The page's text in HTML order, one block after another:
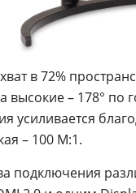
в 72%
высокие – 178° по
усиливается
– 100 М:1.
подключения